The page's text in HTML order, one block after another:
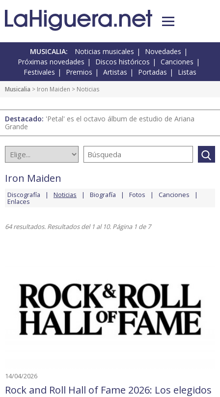
MUSICALIA: Noticias musicales
Novedades
Próximas novedades
Discos históricos
Canciones
Festivales
Premios Artistas Portadas Listas
Musicalia > Iron Maiden > Noticias
Destacado: 'Petal' es el octavo álbum de estudio de Ariana
Grande
Iron Maiden
Discografía Noticias Biografía Fotos Canciones
Enlaces
64 resultados. Resultados del 1 al 10. Página 1 de 7
14/04/2026
Rock and Roll Hall of Fame 2026: Los elegidos